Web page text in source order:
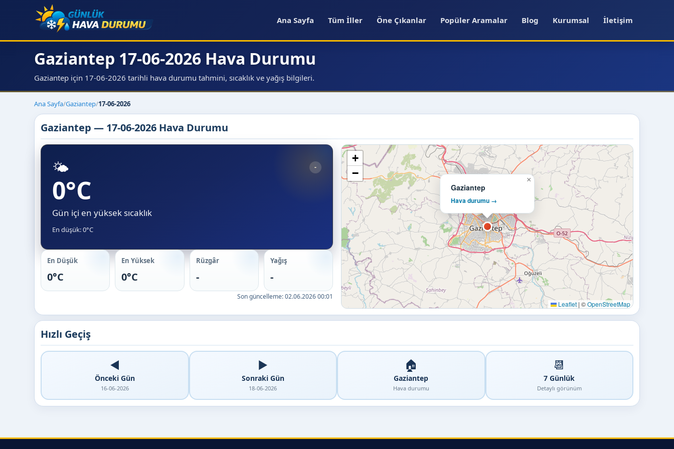
Ana Sayfa Tüm İller Öne Çıkanlar Popüler Aramalar Blog Kurumsal İletişim
Gaziantep 17-06-2026 Hava Durumu
Gaziantep için 17-06-2026 tarihli hava durumu tahmini, sıcaklık ve yağış bilgileri.
Ana Sayfa/Gaziantep/17-06-2026
Gaziantep — 17-06-2026 Hava Durumu
🌤️ -
0°C
Gün içi en yüksek sıcaklık
En düşük: 0°C
En Düşük
0°C
En Yüksek
0°C
Rüzgâr
-
Yağış
-
Son güncelleme:02.06.2026 00:01
Gaziantep
Hava durumu →
×
+
−
Leaflet | ©OpenStreetMap
Hızlı Geçiş
◀️
Önceki Gün
16-06-2026
▶️
Sonraki Gün
18-06-2026
🏠
Gaziantep
Hava durumu
📆
7 Günlük
Detaylı görünüm